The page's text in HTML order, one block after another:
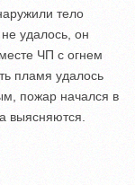
тело
удалось, он
ЧП с огнем
пламя удалось
пожар начался в
выясняются.